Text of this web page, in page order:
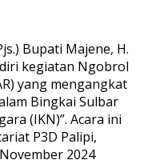
Bupati Majene, H.
kegiatan Ngobrol
yang mengangkat
Bingkai Sulbar
(IKN)”. Acara ini
P3D Palipi,
2024